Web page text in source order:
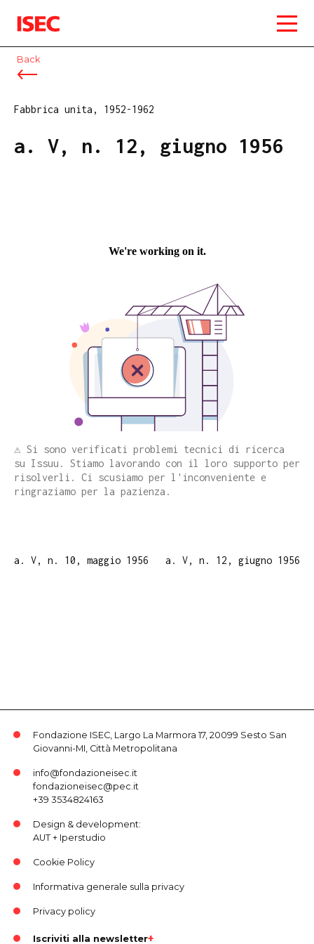
ISEC
Back
Fabbrica unita, 1952-1962
a. V, n. 12, giugno 1956
⚠️ Si sono verificati problemi tecnici di ricerca
su Issuu. Stiamo lavorando con il loro supporto per
risolverli. Ci scusiamo per l'inconveniente e
ringraziamo per la pazienza.
a. V, n. 10, maggio 1956 a. V, n. 12, giugno 1956
Fondazione ISEC, Largo La Marmora 17, 20099 Sesto San
Giovanni-MI, Città Metropolitana
info@fondazioneisec.it
fondazioneisec@pec.it
+39 3534824163
Design & development:
AUT+ Iperstudio
Cookie Policy
Informativa generale sulla privacy
Privacy policy
Iscriviti alla newsletter